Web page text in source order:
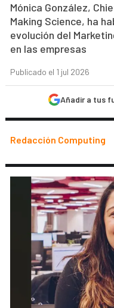
Mónica González,
Making Science, ha
evolución del
en las empresas
Publicado el 1 jul 2026
Añadir a tus
Redacción Computing